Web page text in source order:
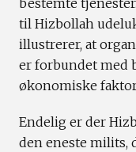
bestemte
til Hizbollah
illustrerer, at
er forbundet med
økonomiske
Endelig er der
den eneste milits,